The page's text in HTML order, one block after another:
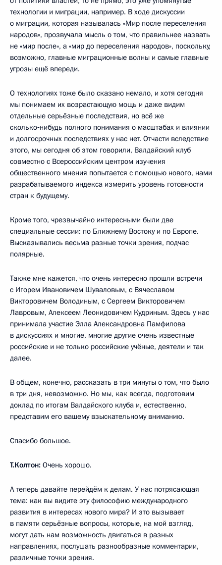
технологии и миграции, например. В ходе дискуссии
о миграции, которая называлась «Мир после переселения
народов», прозвучала мысль о том, что правильнее назвать
не «мир после», а «мир до переселения народов», поскольку,
возможно, главные миграционные волны и самые главные
угрозы ещё впереди.
О технологиях тоже было сказано немало, и хотя сегодня
мы понимаем их возрастающую мощь и даже видим
отдельные серьёзные последствия, но всё же
сколько‑нибудь полного понимания о масштабах и влиянии
и долгосрочных последствиях у нас нет. Отчасти вследствие
этого, мы сегодня об этом говорили, Валдайский клуб
совместно с Всероссийским центром изучения
общественного мнения попытается с помощью нового, нами
разрабатываемого индекса измерить уровень готовности
стран к будущему.
Кроме того, чрезвычайно интересными были две
специальные сессии: по Ближнему Востоку и по Европе.
Высказывались весьма разные точки зрения, подчас
полярные.
Также мне кажется, что очень интересно прошли встречи
с Игорем Ивановичем Шуваловым, с Вячеславом
Викторовичем Володиным, с Сергеем Викторовичем
Лавровым, Алексеем Леонидовичем Кудриным. Здесь у нас
принимала участие Элла Александровна Памфилова
в дискуссиях и многие, многие другие очень известные
российские и не только российские учёные, деятели и так
далее.
В общем, конечно, рассказать в три минуты о том, что было
в три дня, невозможно. Но мы, как всегда, подготовим
доклад по итогам Валдайского клуба и, естественно,
представим его вашему взыскательному вниманию.
Спасибо большое.
Т.Колтон: Очень хорошо.
А теперь давайте перейдём к делам. У нас потрясающая
тема: как вы видите эту философию международного
развития в интересах нового мира? И это вызывает
в памяти серьёзные вопросы, которые, на мой взгляд,
могут дать нам возможность двигаться в разных
направлениях, послушать разнообразные комментарии,
различные точки зрения.